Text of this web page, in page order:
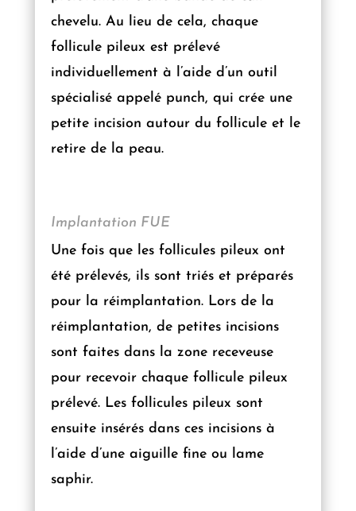
chevelu. Au lieu de cela, chaque
follicule pileux est prélevé
individuellement à l’aide d’un outil
spécialisé appelé punch, qui crée une
petite incision autour du follicule et le
retire de la peau.
Implantation FUE
Une fois que les follicules pileux ont
été prélevés, ils sont triés et préparés
pour la réimplantation. Lors de la
réimplantation, de petites incisions
sont faites dans la zone receveuse
pour recevoir chaque follicule pileux
prélevé. Les follicules pileux sont
ensuite insérés dans ces incisions à
l’aide d’une aiguille fine ou lame
saphir.